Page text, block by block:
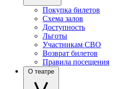
Покупка билетов
Схема залов
Доступность
Льготы
Участникам СВО
Возврат билетов
Правила посещения
О театре